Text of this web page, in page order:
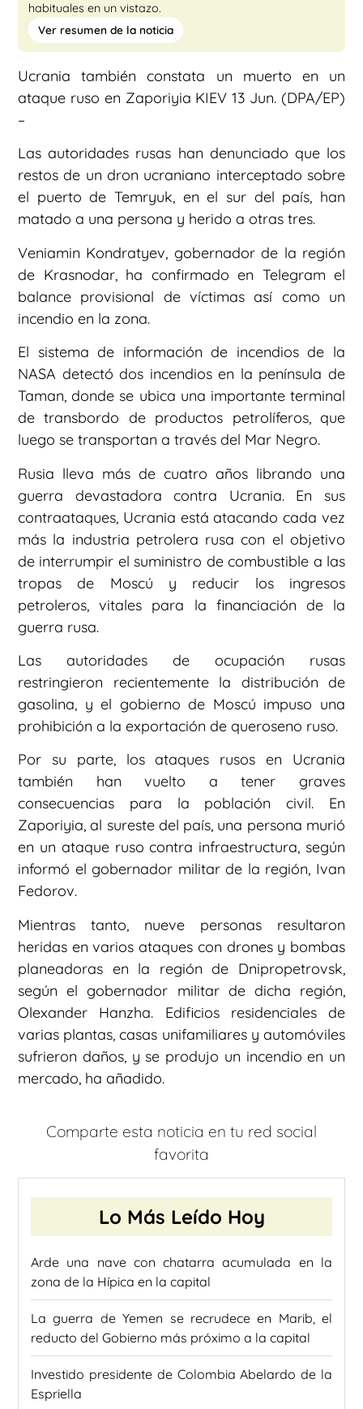
habituales en un vistazo.
Ver resumen de la noticia
Ucrania también constata un muerto en un
ataque ruso en Zaporiyia KIEV 13 Jun. (DPA/EP)
–
Las autoridades rusas han denunciado que los
restos de un dron ucraniano interceptado sobre
el puerto de Temryuk, en el sur del país, han
matado a una persona y herido a otras tres.
Veniamin Kondratyev, gobernador de la región
de Krasnodar, ha confirmado en Telegram el
balance provisional de víctimas así como un
incendio en la zona.
El sistema de información de incendios de la
NASA detectó dos incendios en la península de
Taman, donde se ubica una importante terminal
de transbordo de productos petrolíferos, que
luego se transportan a través del Mar Negro.
Rusia lleva más de cuatro años librando una
guerra devastadora contra Ucrania. En sus
contraataques, Ucrania está atacando cada vez
más la industria petrolera rusa con el objetivo
de interrumpir el suministro de combustible a las
tropas de Moscú y reducir los ingresos
petroleros, vitales para la financiación de la
guerra rusa.
Las autoridades de ocupación rusas
restringieron recientemente la distribución de
gasolina, y el gobierno de Moscú impuso una
prohibición a la exportación de queroseno ruso.
Por su parte, los ataques rusos en Ucrania
también han vuelto a tener graves
consecuencias para la población civil. En
Zaporiyia, al sureste del país, una persona murió
en un ataque ruso contra infraestructura, según
informó el gobernador militar de la región, Ivan
Fedorov.
Mientras tanto, nueve personas resultaron
heridas en varios ataques con drones y bombas
planeadoras en la región de Dnipropetrovsk,
según el gobernador militar de dicha región,
Olexander Hanzha. Edificios residenciales de
varias plantas, casas unifamiliares y automóviles
sufrieron daños, y se produjo un incendio en un
mercado, ha añadido.
Comparte esta noticia en tu red social
favorita
Lo Más Leído Hoy
Arde una nave con chatarra acumulada en la
zona de la Hípica en la capital
La guerra de Yemen se recrudece en Marib, el
reducto del Gobierno más próximo a la capital
Investido presidente de Colombia Abelardo de la
Espriella